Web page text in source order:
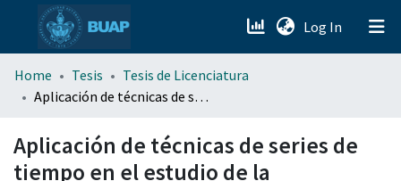
Log In (current)
menu.section.about_menu
Home Tesis
Tesis de Licenciatura
Aplicación de técnicas de series de tiempo en el estudio de la esquizofrenia
Aplicación de técnicas de series de
tiempo en el estudio de la